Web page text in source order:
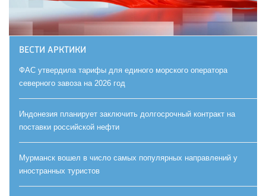
ВЕСТИ АРКТИКИ
ФАС утвердила тарифы для единого морского оператора
северного завоза на 2026 год
Индонезия планирует заключить долгосрочный контракт на
поставки российской нефти
Мурманск вошел в число самых популярных направлений у
иностранных туристов